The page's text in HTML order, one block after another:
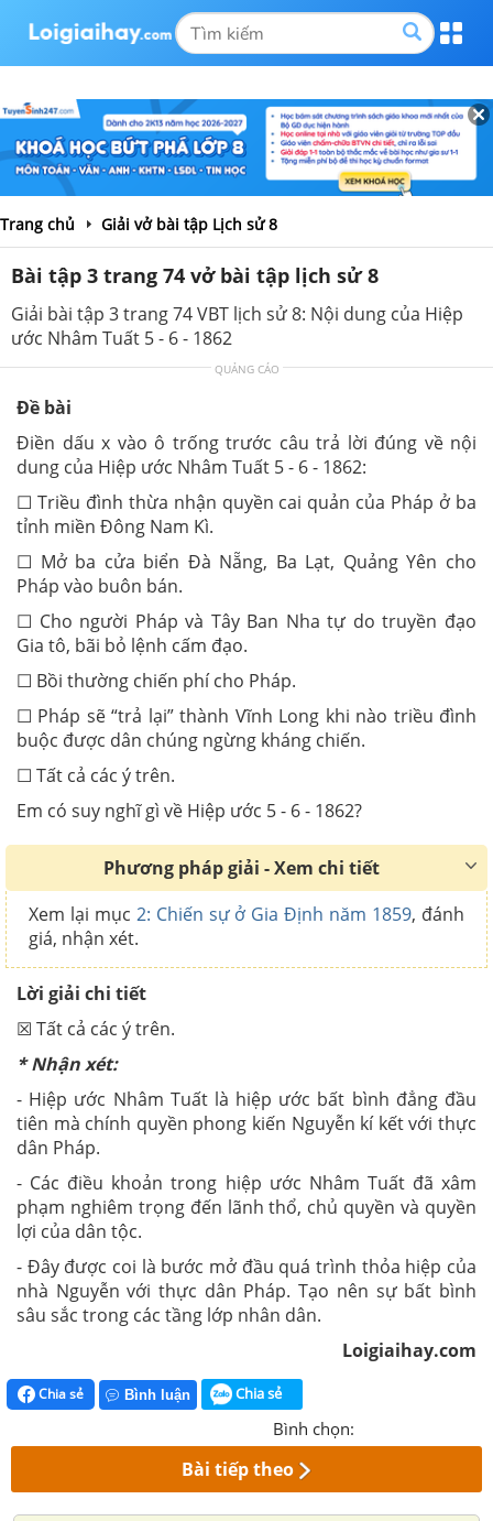
Trang chủ Giải vở bài tập Lịch sử 8
Bài tập 3 trang 74 vở bài tập lịch sử 8
Giải bài tập 3 trang 74 VBT lịch sử 8: Nội dung của Hiệp
ước Nhâm Tuất 5 - 6 - 1862
QUẢNG CÁO
Đề bài
Điền dấu x vào ô trống trước câu trả lời đúng về nội
dung của Hiệp ước Nhâm Tuất 5 - 6 - 1862:
☐ Triều đình thừa nhận quyền cai quản của Pháp ở ba
tỉnh miền Đông Nam Kì.
☐ Mở ba cửa biển Đà Nẵng, Ba Lạt, Quảng Yên cho
Pháp vào buôn bán.
☐ Cho người Pháp và Tây Ban Nha tự do truyền đạo
Gia tô, bãi bỏ lệnh cấm đạo.
☐ Bồi thường chiến phí cho Pháp.
☐ Pháp sẽ “trả lại” thành Vĩnh Long khi nào triều đình
buộc được dân chúng ngừng kháng chiến.
☐ Tất cả các ý trên.
Em có suy nghĩ gì về Hiệp ước 5 - 6 - 1862?
Phương pháp giải - Xem chi tiết
Xem lại mục 2: Chiến sự ở Gia Định năm 1859, đánh
giá, nhận xét.
Lời giải chi tiết
☒ Tất cả các ý trên.
* Nhận xét:
- Hiệp ước Nhâm Tuất là hiệp ước bất bình đẳng đầu
tiên mà chính quyền phong kiến Nguyễn kí kết với thực
dân Pháp.
- Các điều khoản trong hiệp ước Nhâm Tuất đã xâm
phạm nghiêm trọng đến lãnh thổ, chủ quyền và quyền
lợi của dân tộc.
- Đây được coi là bước mở đầu quá trình thỏa hiệp của
nhà Nguyễn với thực dân Pháp. Tạo nên sự bất bình
sâu sắc trong các tầng lớp nhân dân.
Loigiaihay.com
Chia sẻ Bình luận Chia sẻ
Bình chọn:
Bài tiếp theo